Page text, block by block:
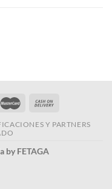
Y PARTNERS
by FETAGA